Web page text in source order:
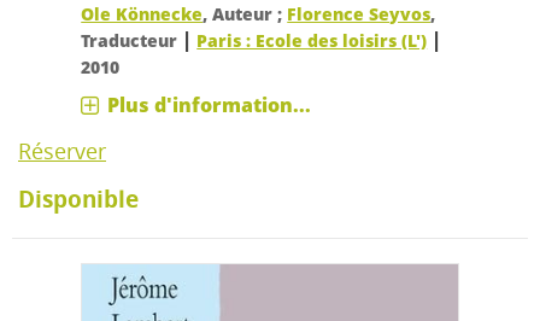
Ole Könnecke, Auteur ; Florence Seyvos,
Traducteur | Paris : Ecole des loisirs (L') |
2010
Plus d'information...
Réserver
Disponible